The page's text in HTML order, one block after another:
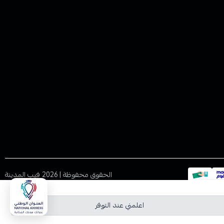
اعلمني عند التوفر
الحقوق محفوظة | 2026 فيب المدينة